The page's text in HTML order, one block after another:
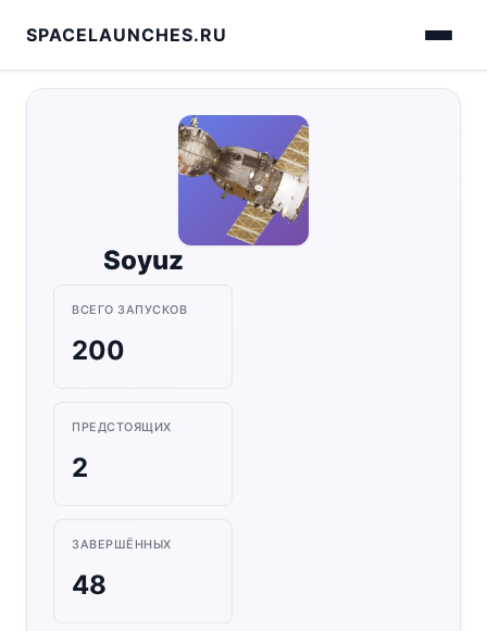
SPACELAUNCHES.RU
Soyuz
ВСЕГО ЗАПУСКОВ
200
ПРЕДСТОЯЩИХ
2
ЗАВЕРШЁННЫХ
48